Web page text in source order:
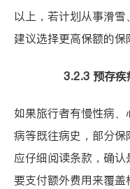
以上，若计划从事滑雪
建议选择更高保额的保
3.2.3 预存疾
如果旅行者有慢性病
病等既往病史，部分
应仔细阅读条款，确
要支付额外费用来覆盖